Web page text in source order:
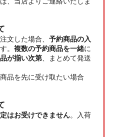
文した場合、 予約商品の入
。 複数の予約商品を一緒に
が揃い次第、まとめて発送
品を先に受け取たい場合
はお受けできません。入荷